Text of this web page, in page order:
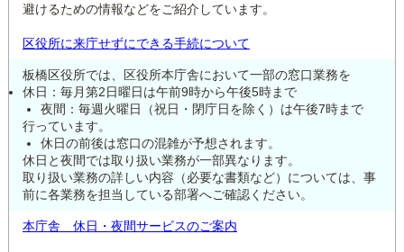
避けるための情報などをご紹介しています。
区役所に来庁せずにできる手続について
板橋区役所では、区役所本庁舎において一部の窓口業務を
休日：毎月第2日曜日は午前9時から午後5時まで
夜間：毎週火曜日（祝日・閉庁日を除く）は午後7時まで
行っています。
休日の前後は窓口の混雑が予想されます。
休日と夜間では取り扱い業務が一部異なります。
取り扱い業務の詳しい内容（必要な書類など）については、事
前に各業務を担当している部署へご確認ください。
本庁舎 休日・夜間サービスのご案内